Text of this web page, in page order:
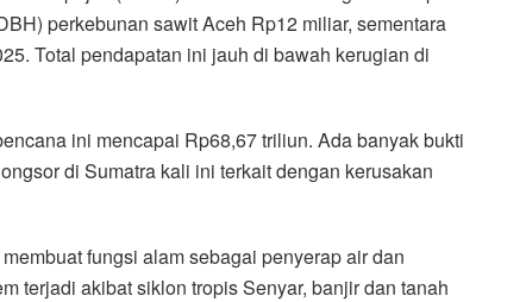
perkebunan sawit Aceh Rp12 miliar, sementara
Total pendapatan ini jauh di bawah kerugian di
ini mencapai Rp68,67 triliun. Ada banyak bukti
di Sumatra kali ini terkait dengan kerusakan
fungsi alam sebagai penyerap air dan
terjadi akibat siklon tropis Senyar, banjir dan tanah